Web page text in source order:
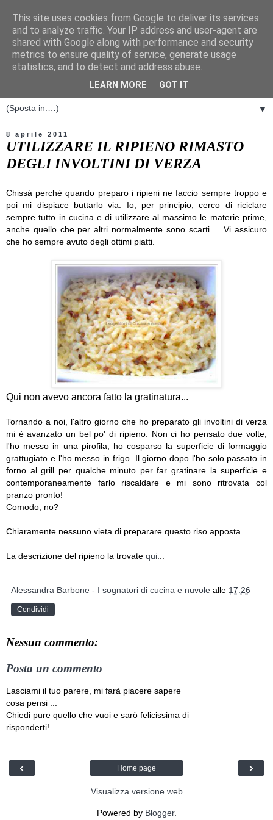
▼
8 aprile 2011
UTILIZZARE IL RIPIENO RIMASTO
DEGLI INVOLTINI DI VERZA
Chissà perchè quando preparo i ripieni ne faccio sempre troppo e
poi mi dispiace buttarlo via. Io, per principio, cerco di riciclare
sempre tutto in cucina e di utilizzare al massimo le materie prime,
anche quello che per altri normalmente sono scarti ... Vi assicuro
che ho sempre avuto degli ottimi piatti.
Qui non avevo ancora fatto la gratinatura...
Tornando a noi, l'altro giorno che ho preparato gli involtini di verza
mi è avanzato un bel po' di ripieno. Non ci ho pensato due volte,
l'ho messo in una pirofila, ho cosparso la superficie di formaggio
grattugiato e l'ho messo in frigo. Il giorno dopo l'ho solo passato in
forno al grill per qualche minuto per far gratinare la superficie e
contemporaneamente farlo riscaldare e mi sono ritrovata col
pranzo pronto!
Comodo, no?
Chiaramente nessuno vieta di preparare questo riso apposta...
La descrizione del ripieno la trovate qui
Alessandra Barbone - I sognatori di cucina e nuvole alle 17:26
Condividi
Nessun commento:
Posta un commento
Lasciami il tuo parere, mi farà piacere sapere
cosa pensi ...
Chiedi pure quello che vuoi e sarò felicissima di
risponderti!
‹ ›
Home page
Visualizza versione web
Powered by Blogger.
This site uses cookies from Google to deliver its services
and to analyze traffic. Your IP address and user-agent are
shared with Google along with performance and security
metrics to ensure quality of service, generate usage
statistics, and to detect and address abuse.
LEARN MORE GOT IT